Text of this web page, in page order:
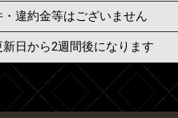
違約金等はございません
日から2週間後になります